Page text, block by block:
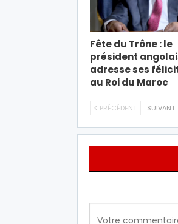
Fête du Trône : le
président
adresse ses
au Roi du Maroc
PRÉCÉDENT SUIVANT